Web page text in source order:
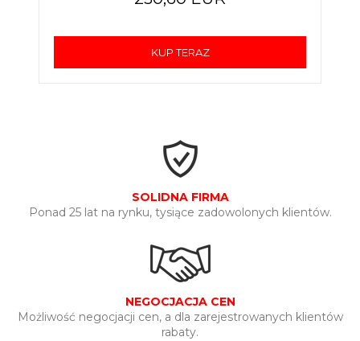
KUP TERAZ
SOLIDNA FIRMA
Ponad 25 lat na rynku, tysiące zadowolonych klientów.
NEGOCJACJA CEN
Możliwość negocjacji cen, a dla zarejestrowanych klientów
rabaty.